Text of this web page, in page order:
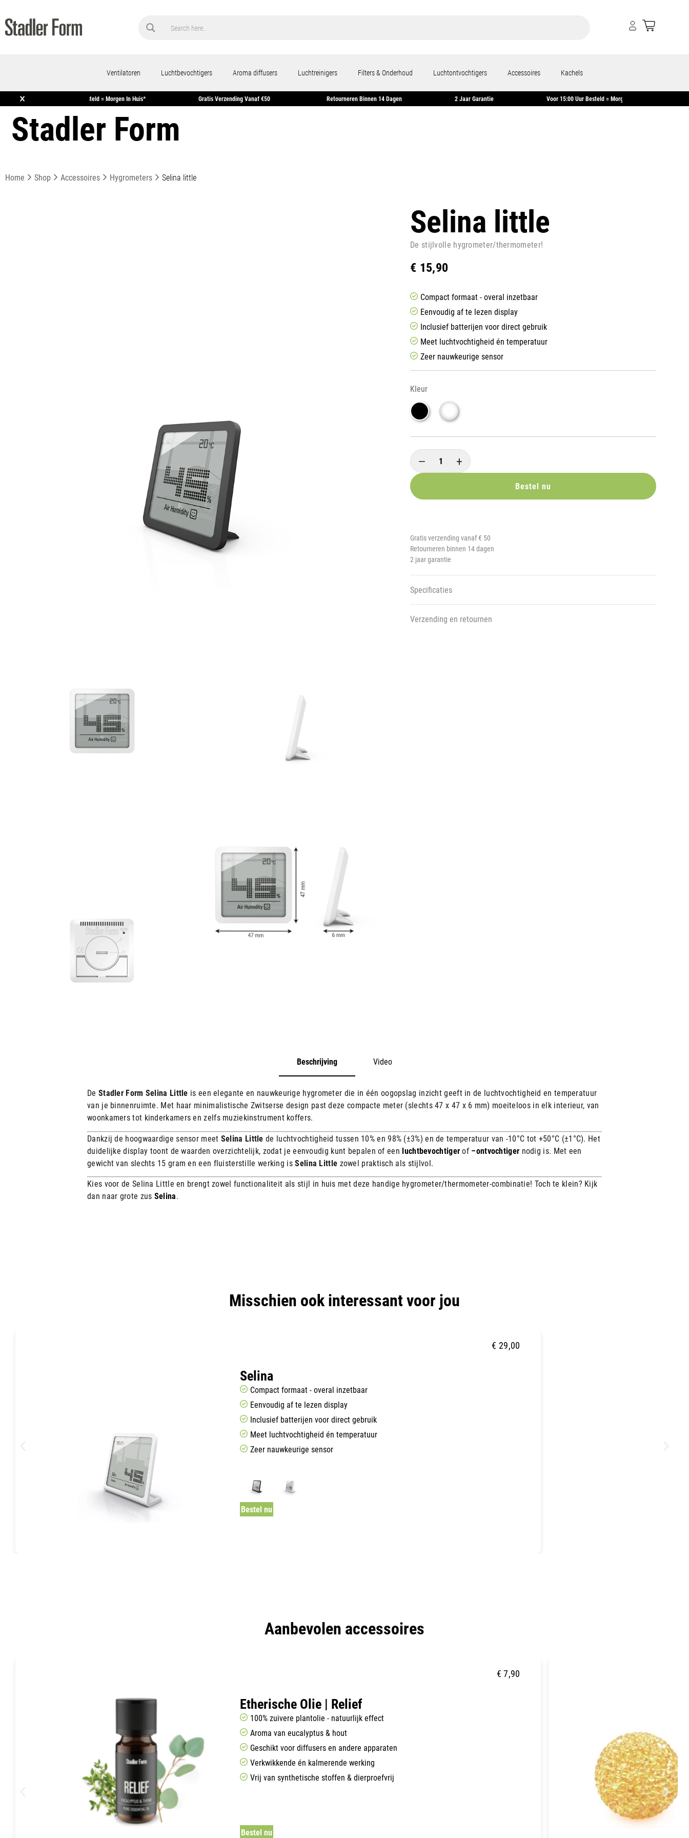
Ventilatoren Luchtbevochtigers Aroma diffusers Luchtreinigers Filters & Onderhoud Luchtontvochtigers Accessoires Kachels
× Voor 15:00 Uur Besteld = Morgen In Huis* Gratis Verzending Vanaf €50 Retourneren Binnen 14 Dagen 2 Jaar Garantie Voor 15:00 Uur Besteld = Morgen In Huis*
Stadler Form
Home Shop Accessoires Hygrometers Selina little
Selina little
De stijlvolle hygrometer/thermometer!
€ 15,90
Compact formaat - overal inzetbaar
Eenvoudig af te lezen display
Inclusief batterijen voor direct gebruik
Meet luchtvochtigheid én temperatuur
Zeer nauwkeurige sensor
Kleur
− +
Bestel nu
Gratis verzending vanaf € 50
Retourneren binnen 14 dagen
2 jaar garantie
Specificaties
Verzending en retournen
Beschrijving Video
De Stadler Form Selina Little is een elegante en nauwkeurige hygrometer die in één oogopslag inzicht geeft in de luchtvochtigheid en temperatuur
van je binnenruimte. Met haar minimalistische Zwitserse design past deze compacte meter (slechts 47 x 47 x 6 mm) moeiteloos in elk interieur, van
woonkamers tot kinderkamers en zelfs muziekinstrument koffers.
Dankzij de hoogwaardige sensor meet Selina Little de luchtvochtigheid tussen 10% en 98% (±3%) en de temperatuur van -10°C tot +50°C (±1°C). Het
duidelijke display toont de waarden overzichtelijk, zodat je eenvoudig kunt bepalen of eenluchtbevochtigerof –ontvochtiger nodig is. Met een
gewicht van slechts 15 gram en een fluisterstille werking isSelina Little zowel praktisch als stijlvol.
Kies voor de Selina Little en brengt zowel functionaliteit als stijl in huis met deze handige hygrometer/thermometer-combinatie! Toch te klein? Kijk
dan naar grote zus Selina.
Misschien ook interessant voor jou
€ 29,00
Selina
Compact formaat - overal inzetbaar
Eenvoudig af te lezen display
Inclusief batterijen voor direct gebruik
Meet luchtvochtigheid én temperatuur
Zeer nauwkeurige sensor
Bestel nu
Aanbevolen accessoires
€ 7,90
Etherische Olie | Relief
100% zuivere plantolie - natuurlijk effect
Aroma van eucalyptus & hout
Geschikt voor diffusers en andere apparaten
Verkwikkende én kalmerende werking
Vrij van synthetische stoffen & dierproefvrij
Bestel nu